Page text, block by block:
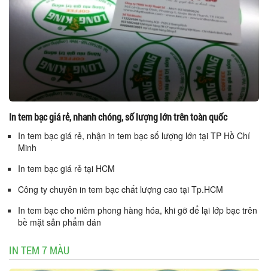
In tem bạc giá rẻ, nhanh chóng, số lượng lớn trên toàn quốc
In tem bạc giá rẻ, nhận in tem bạc số lượng lớn tại TP Hồ Chí
Minh
In tem bạc giá rẻ tại HCM
Công ty chuyên in tem bạc chất lượng cao tại Tp.HCM
In tem bạc cho niêm phong hàng hóa, khi gỡ để lại lớp bạc trên
bề mặt sản phẩm dán
IN TEM 7 MÀU